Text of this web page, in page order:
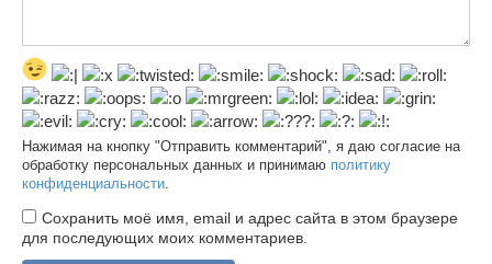
Нажимая на кнопку "Отправить комментарий", я даю согласие на
обработку персональных данных и принимаю политику
конфиденциальности.
Сохранить моё имя, email и адрес сайта в этом браузере
для последующих моих комментариев.